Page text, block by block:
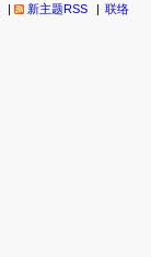
新主题RSS 联络